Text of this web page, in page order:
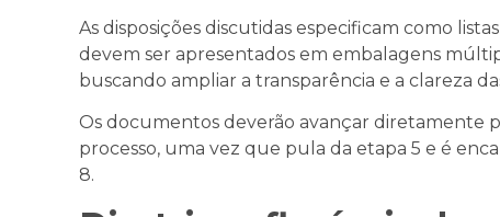
As disposições discutidas especificam como
devem ser apresentados em embalagens
buscando ampliar a transparência e a clareza
Os documentos deverão avançar diretamente
processo, uma vez que pula da etapa 5 e é
8.